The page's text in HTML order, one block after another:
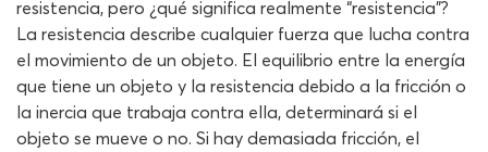
resistencia, pero ¿qué significa realmente “resistencia”?
La resistencia describe cualquier fuerza que lucha contra
el movimiento de un objeto. El equilibrio entre la energía
que tiene un objeto y la resistencia debido a la fricción o
la inercia que trabaja contra ella, determinará si el
objeto se mueve o no. Si hay demasiada fricción, el